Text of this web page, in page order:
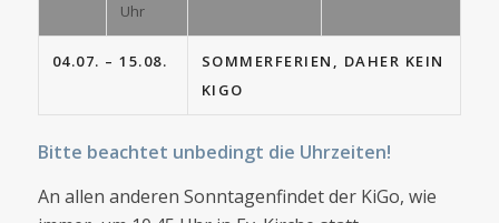
Uhr
04.07. – 15.08.
SOMMERFERIEN, DAHER KEIN
KIGO
Bitte beachtet unbedingt die Uhrzeiten!
An allen anderen Sonntagenfindet der KiGo, wie